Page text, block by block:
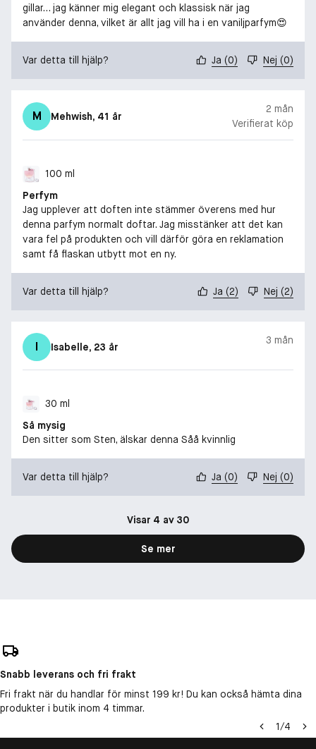
gillar… jag känner mig elegant och klassisk när jag
använder denna, vilket är allt jag vill ha i en vaniljparfym😍
Var detta till hjälp? Ja (0) Nej (0)
M Mehwish, 41 år
2 mån
Verifierat köp
100 ml
Perfym
Jag upplever att doften inte stämmer överens med hur
denna parfym normalt doftar. Jag misstänker att det kan
vara fel på produkten och vill därför göra en reklamation
samt få flaskan utbytt mot en ny.
Var detta till hjälp? Ja (2) Nej (2)
I Isabelle, 23 år
3 mån
30 ml
Så mysig
Den sitter som Sten, älskar denna Såå kvinnlig
Var detta till hjälp? Ja (0) Nej (0)
Visar 4 av 30
Se mer
Snabb leverans och fri frakt
Fri frakt när du handlar för minst 199 kr! Du kan också hämta dina
produkter i butik inom 4 timmar.
1/4